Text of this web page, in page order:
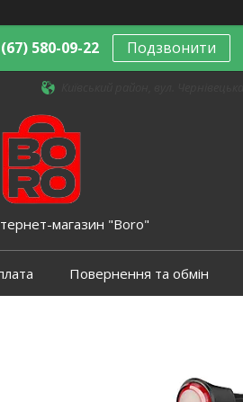
580-09-22 Подзвонити
магазин "Boro"
Повернення та обмін